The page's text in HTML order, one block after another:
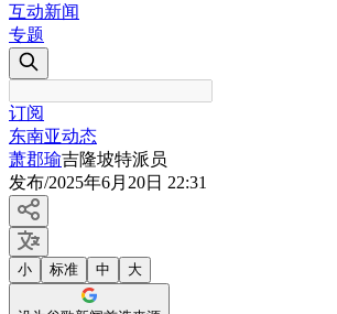
互动新闻
专题
订阅
东南亚动态
萧郡瑜吉隆坡特派员
发布/2025年6月20日 22:31
小 标准 中 大